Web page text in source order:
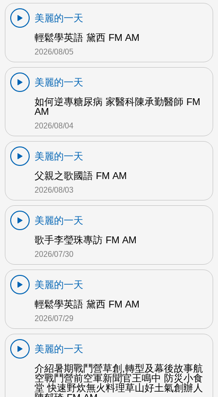
美麗的一天
輕鬆學英語 黛西 FM AM
2026/08/05
美麗的一天
如何逆專糖尿病 家醫科陳承勤醫師 FM
AM
2026/08/04
美麗的一天
父親之歌國語 FM AM
2026/08/03
美麗的一天
歌手李瑩珠專訪 FM AM
2026/07/30
美麗的一天
輕鬆學英語 黛西 FM AM
2026/07/29
美麗的一天
介紹暑期戰鬥營草創,轉型及幕後故事航
空戰鬥營前空軍新聞官王鳴中 防災小食
堂 快速野炊無火料理草山好土氣創辦人